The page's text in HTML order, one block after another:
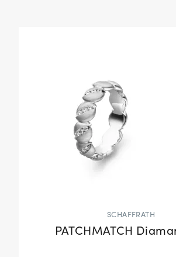
SCHAFFRATH
PATCHMATCH